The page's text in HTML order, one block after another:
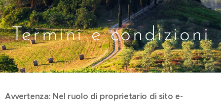
Termini e condizioni
Avvertenza: Nel ruolo di proprietario di sito e-